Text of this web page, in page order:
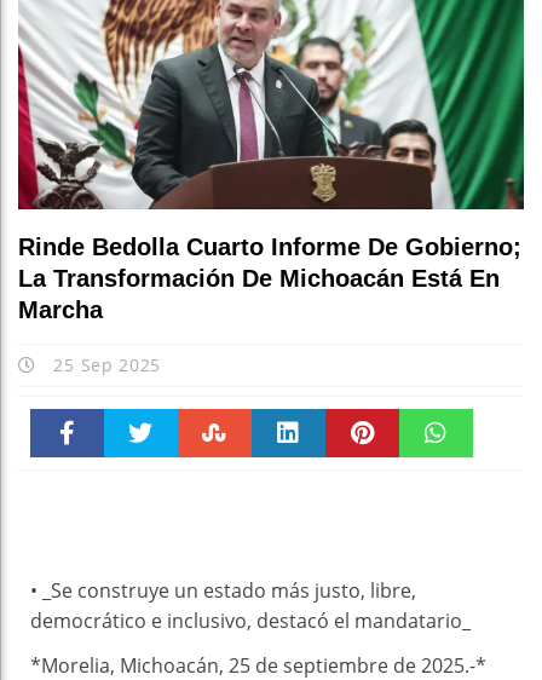
Rinde Bedolla Cuarto Informe De Gobierno;
La Transformación De Michoacán Está En
Marcha
25 Sep 2025
• _Se construye un estado más justo, libre,
democrático e inclusivo, destacó el mandatario_
*Morelia, Michoacán, 25 de septiembre de 2025.-*